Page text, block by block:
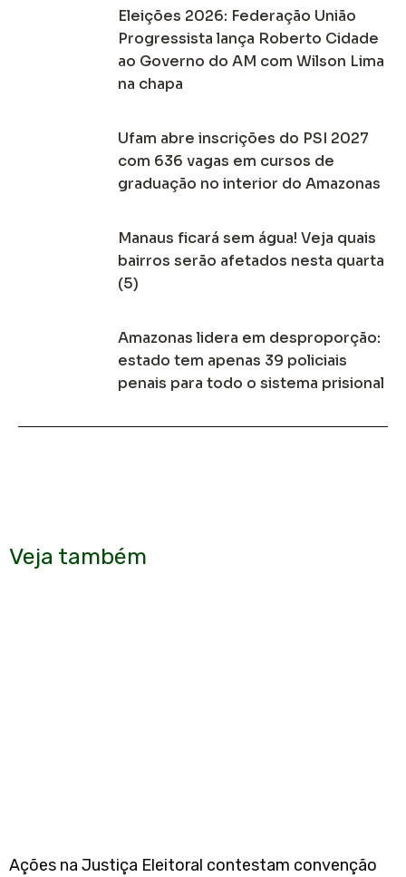
Eleições 2026: Federação União
Progressista lança Roberto Cidade
ao Governo do AM com Wilson Lima
na chapa
Ufam abre inscrições do PSI 2027
com 636 vagas em cursos de
graduação no interior do Amazonas
Manaus ficará sem água! Veja quais
bairros serão afetados nesta quarta
(5)
Amazonas lidera em desproporção:
estado tem apenas 39 policiais
penais para todo o sistema prisional
Veja também
Ações na Justiça Eleitoral contestam convenção